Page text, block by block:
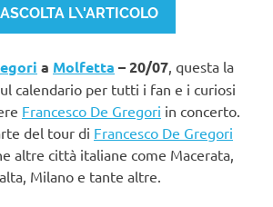
L\'ARTICOLO
a Molfetta – 20/07 , questa la
calendario per tutti i fan e i curiosi
Francesco De Gregori in concerto.
del tour di Francesco De Gregori
altre città italiane come Macerata,
Milano e tante altre.